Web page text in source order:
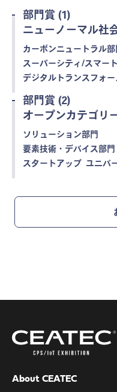
部門賞 (1)
ニューノーマル社
カーボンニュートラル部
スーパーシティ/スマー
デジタルトランスフォ
部門賞 (2)
オープンカテゴリ
ソリューション部門
要素技術・デバイス部門
スタートアップ ユニバ
About CEATEC